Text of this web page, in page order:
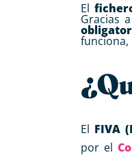
El
Gracias
El FIVA
por el